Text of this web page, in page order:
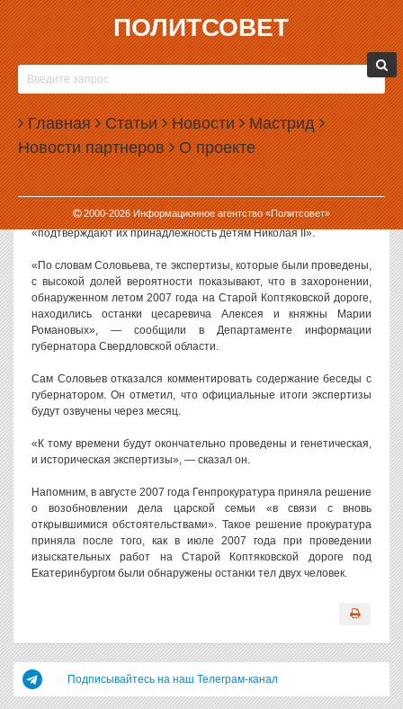
ПОЛИТСОВЕТ
Главная Статьи Новости Мастрид
Новости партнеров О проекте
2000-2026Информационное агентство «Политсовет»
11.04.2008, 07:45
ОСТАНКИ СО СТАРОЙ КОПТЯКОВСКОЙ
ДОРОГИ ДЕЙСТВИТЕЛЬНО ПРИНАДЛЕЖАТ
ДЕТЯМ НИКОЛАЯ II
Руководитель группы по расследованию убийства семьи
последнего российского императора прокурор-криминалист
Владимир Соловьев сообщил на встрече с губернатором
Свердловской области Эдуардом Росселем, что результаты
экспертиз останков, найденных под Екатеринбургом,
«подтверждают их принадлежность детям Николая II».
«По словам Соловьева, те экспертизы, которые были проведены,
с высокой долей вероятности показывают, что в захоронении,
обнаруженном летом 2007 года на Старой Коптяковской дороге,
находились останки цесаревича Алексея и княжны Марии
Романовых», — сообщили в Департаменте информации
губернатора Свердловской области.
Сам Соловьев отказался комментировать содержание беседы с
губернатором. Он отметил, что официальные итоги экспертизы
будут озвучены через месяц.
«К тому времени будут окончательно проведены и генетическая,
и историческая экспертизы», — сказал он.
Напомним, в августе 2007 года Генпрокуратура приняла решение
о возобновлении дела царской семьи «в связи с вновь
открывшимися обстоятельствами». Такое решение прокуратура
приняла после того, как в июле 2007 года при проведении
изыскательных работ на Старой Коптяковской дороге под
Екатеринбургом были обнаружены останки тел двух человек.
Подписывайтесь на наш Телеграм-канал